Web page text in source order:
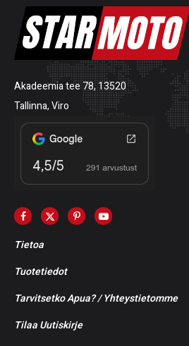
Akadeemia tee 78, 13520
Tallinna, Viro
Tietoa
Tuotetiedot
Tarvitsetko Apua? / Yhteystietomme
Tilaa Uutiskirje